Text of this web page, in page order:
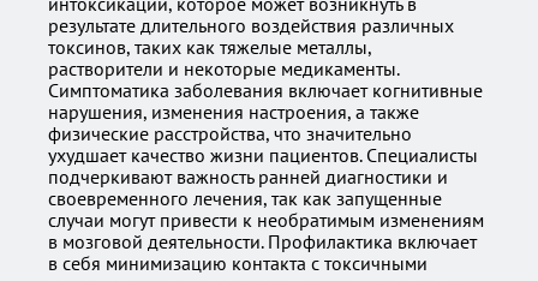
результате длительного воздействия различных
токсинов, таких как тяжелые металлы,
растворители и некоторые медикаменты.
Симптоматика заболевания включает когнитивные
нарушения, изменения настроения, а также
физические расстройства, что значительно
ухудшает качество жизни пациентов. Специалисты
подчеркивают важность ранней диагностики и
своевременного лечения, так как запущенные
случаи могут привести к необратимым изменениям
в мозговой деятельности. Профилактика включает
в себя минимизацию контакта с токсичными